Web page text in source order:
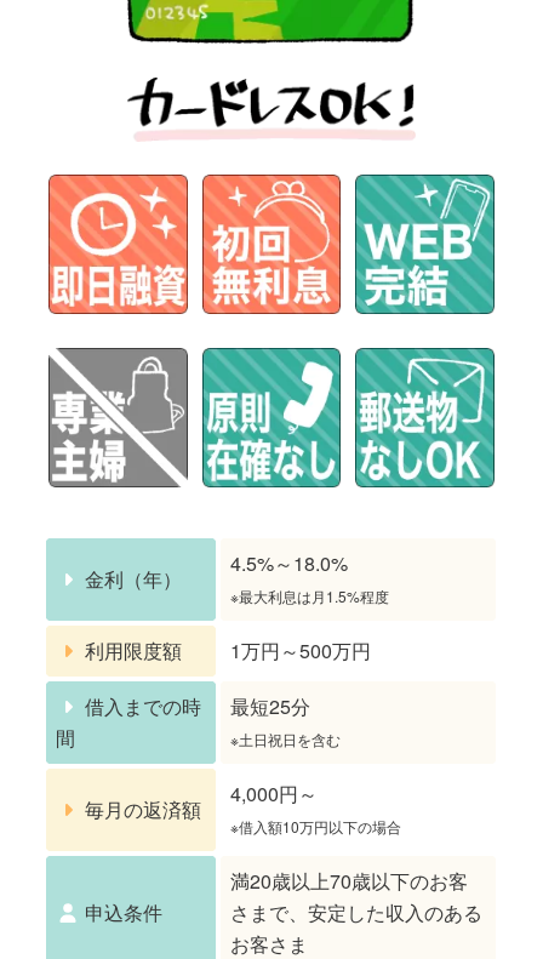
金利（年）
4.5%～18.0%
※最大利息は月1.5%程度
利用限度額
1万円～500万円
借入までの時
間
最短25分
※土日祝日を含む
毎月の返済額
4,000円～
※借入額10万円以下の場合
申込条件
満20歳以上70歳以下のお客
さまで、安定した収入のある
お客さま